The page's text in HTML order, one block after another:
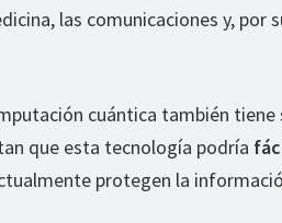
las comunicaciones y, por
cuántica también tiene
que esta tecnología podría
protegen la